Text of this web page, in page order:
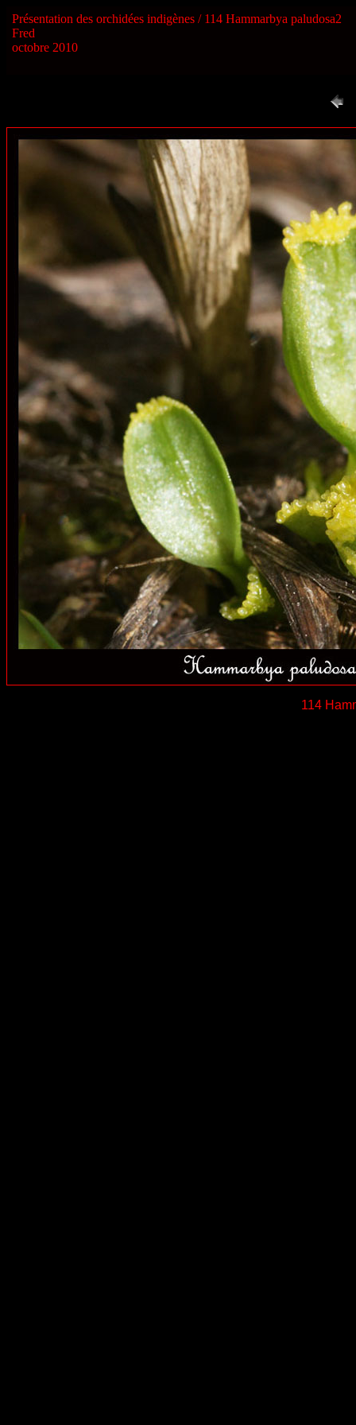
Présentation des orchidées indigènes / 114 Hammarbya paludosa2
Fred
octobre 2010
114